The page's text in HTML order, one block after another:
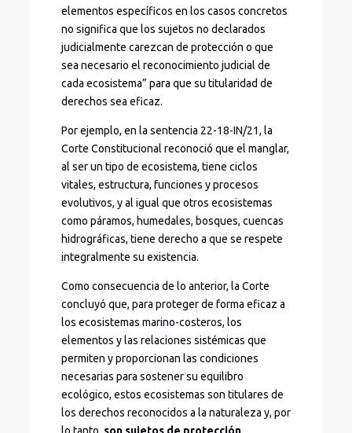
elementos específicos en los casos concretos
no significa que los sujetos no declarados
judicialmente carezcan de protección o que
sea necesario el reconocimiento judicial de
cada ecosistema” para que su titularidad de
derechos sea eficaz.
Por ejemplo, en la sentencia 22-18-IN/21, la
Corte Constitucional reconoció que el manglar,
al ser un tipo de ecosistema, tiene ciclos
vitales, estructura, funciones y procesos
evolutivos, y al igual que otros ecosistemas
como páramos, humedales, bosques, cuencas
hidrográficas, tiene derecho a que se respete
integralmente su existencia.
Como consecuencia de lo anterior, la Corte
concluyó que, para proteger de forma eficaz a
los ecosistemas marino-costeros, los
elementos y las relaciones sistémicas que
permiten y proporcionan las condiciones
necesarias para sostener su equilibro
ecológico, estos ecosistemas son titulares de
los derechos reconocidos a la naturaleza y, por